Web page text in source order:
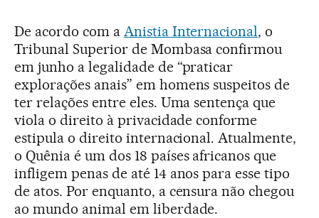
De acordo com a Anistia Internacional, o
Tribunal Superior de Mombasa confirmou
em junho a legalidade de “praticar
explorações anais” em homens suspeitos de
ter relações entre eles. Uma sentença que
viola o direito à privacidade conforme
estipula o direito internacional. Atualmente,
o Quênia é um dos 18 países africanos que
infligem penas de até 14 anos para esse tipo
de atos. Por enquanto, a censura não chegou
ao mundo animal em liberdade.